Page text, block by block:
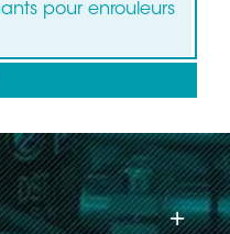
pour enrouleurs
+